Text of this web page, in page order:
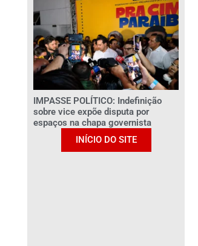
IMPASSE POLÍTICO: Indefinição
sobre vice expõe disputa por
espaços na chapa governista
INÍCIO DO SITE